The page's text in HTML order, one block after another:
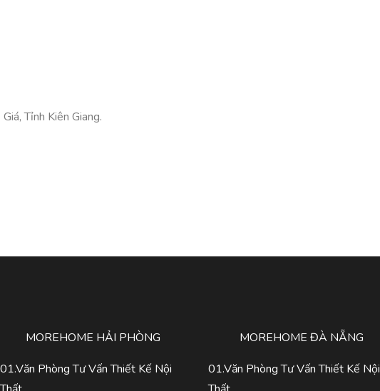
Tỉnh Kiên Giang.
MOREHOME HẢI PHÒNG
01.Văn Phòng Tư Vấn Thiết Kế Nội
MOREHOME ĐÀ NẴNG
01.Văn Phòng Tư Vấn Thiết Kế Nội